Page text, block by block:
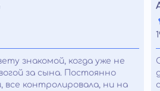
знакомой, когда уже не
за сына. Постоянно
все контролировала, ни на